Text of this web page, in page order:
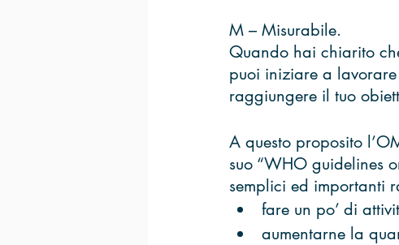
M – Misurabile.
Quando hai chiarito
puoi iniziare a
raggiungere il tuo
A questo proposito
suo “WHO guidelines
semplici ed importanti
fare un po’ di
aumentarne la